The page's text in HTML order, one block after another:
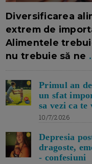
Diversificarea
extrem de
Alimentele
nu trebuie să ne
Primul an
un sfat
sa vezi ca te
10/7/2026
Depresia
dragoste,
- confesiuni